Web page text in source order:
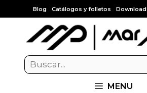
Blog Catálogos y folletos Download
MENU